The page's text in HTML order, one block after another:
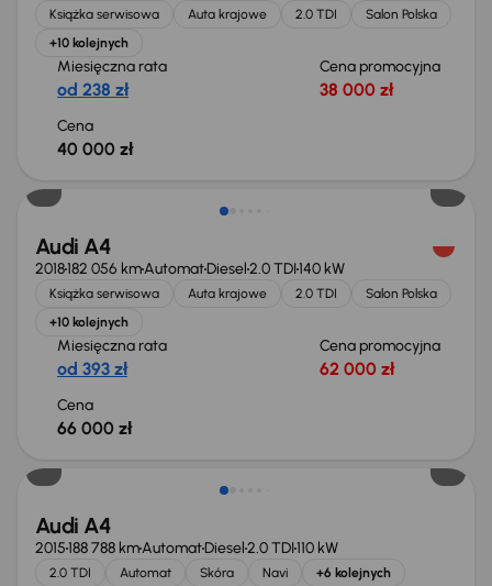
Książka serwisowa Auta krajowe 2.0 TDI
Salon Polska
+10 kolejnych
Miesięczna rata
od 238 zł
Cena promocyjna
38 000 zł
Cena
40 000 zł
Audi A4
2018182 056 kmAutomatDiesel2.0 TDI140 kW
Książka serwisowa Auta krajowe 2.0 TDI
Salon Polska
+10 kolejnych
Miesięczna rata
od 393 zł
Cena promocyjna
62 000 zł
Cena
66 000 zł
Audi A4
2015188 788 kmAutomatDiesel2.0 TDI110 kW
2.0 TDI Automat Skóra Navi +6 kolejnych